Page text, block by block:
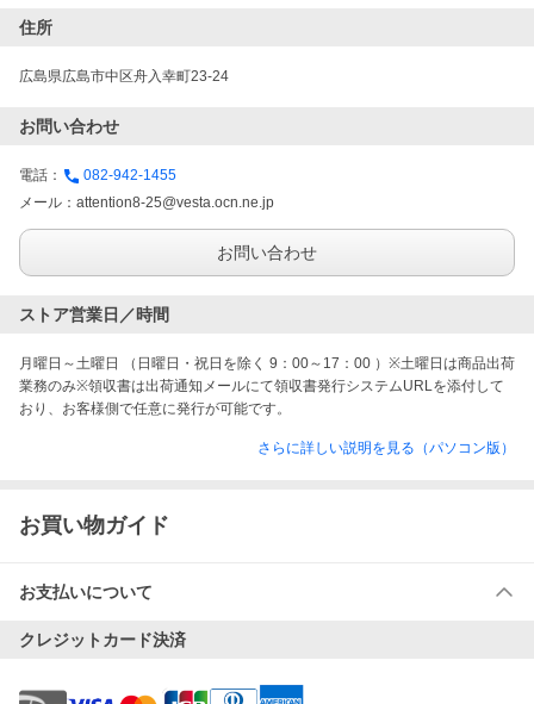
住所
広島県広島市中区舟入幸町23-24
お問い合わせ
電話：
082-942-1455
メール： attention8-25@vesta.ocn.ne.jp
お問い合わせ
ストア営業日／時間
月曜日～土曜日 （日曜日・祝日を除く 9：00～17：00 ）※土曜日は商品出荷
業務のみ※領収書は出荷通知メールにて領収書発行システムURLを添付して
おり、お客様側で任意に発行が可能です。
さらに詳しい説明を見る（パソコン版）
お買い物ガイド
お支払いについて
クレジットカード決済